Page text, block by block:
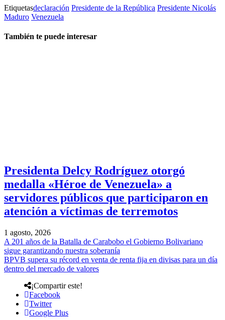
Etiquetasdeclaración Presidente de la República Presidente Nicolás
Maduro Venezuela
También te puede interesar
Presidenta Delcy Rodríguez otorgó
medalla «Héroe de Venezuela» a
servidores públicos que participaron en
atención a víctimas de terremotos
1 agosto, 2026
A 201 años de la Batalla de Carabobo el Gobierno Bolivariano
sigue garantizando nuestra soberanía
BPVB supera su récord en venta de renta fija en divisas para un día
dentro del mercado de valores
¡Compartir este!
Facebook
Twitter
Google Plus